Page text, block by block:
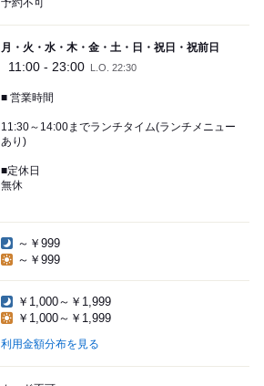
予約不可
月・火・水・木・金・土・日・祝日・祝前日
11:00 - 23:00 L.O. 22:30
■ 営業時間
11:30～14:00までランチタイム(ランチメニュー
あり)
■定休日
無休
～￥999
～￥999
￥1,000～￥1,999
￥1,000～￥1,999
利用金額分布を見る